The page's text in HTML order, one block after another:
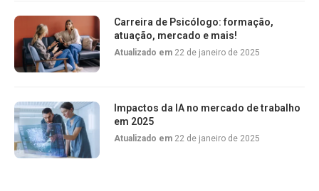
Carreira de Psicólogo: formação,
atuação, mercado e mais!
Atualizado em 22 de janeiro de 2025
Impactos da IA no mercado de trabalho
em 2025
Atualizado em 22 de janeiro de 2025